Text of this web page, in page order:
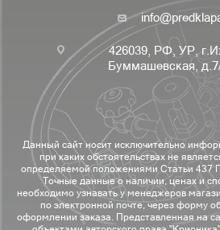
426039, РФ, УР,
Буммашевская,
Данный сайт носит исключительно
при каких обстоятельствах не
определяемой положениями Статьи 437
Точные данные о наличии, ценах и
необходимо узнавать у менеджеров
по электронной почте, через форму
оформлении заказа. Представленная на